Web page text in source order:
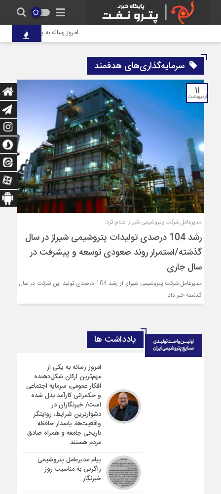
امروز رسانه به یکی از
سرمایه‌گذاری‌های هدفمند
۱۱
اردیبهشت
مدیرعامل شرکت پتروشیمی شیراز اعلام کرد:
رشد 104 درصدی تولیدات پتروشیمی شیراز در سال
گذشته/استمرار روند صعودی توسعه و پیشرفت در
سال جاری
مدیرعامل شرکت پتروشیمی شیراز، از رشد 104 درصدی تولید این شرکت در سال
گذشته خبر داد.
یادداشت ها
امروز رسانه به یکی از
مهم‌ترین ارکان شکل‌دهنده
افکار عمومی، سرمایه اجتماعی
و حکمرانی کارآمد بدل شده
است/ خبرنگاران در
دشوارترین شرایط، روایتگر
واقعیت‌ها، پاسدار حافظه
تاریخی جامعه و همراه صادق
مردم هستند
پیام مدیرعامل پتروشیمی
زاگرس به مناسبت روز
خبرنگار